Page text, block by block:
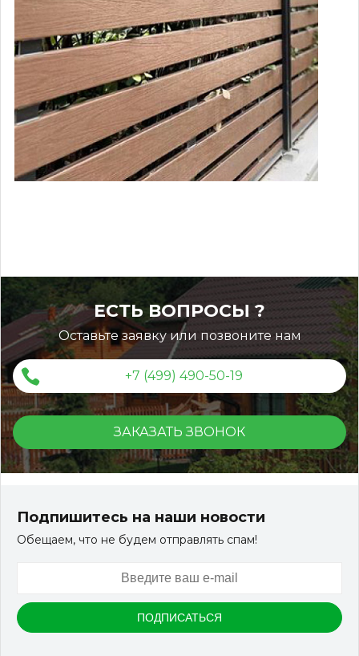
150*25*3000 мм
ЕСТЬ ВОПРОСЫ ?
Оставьте заявку или позвоните нам
+7 (499) 490-50-19
ЗАКАЗАТЬ ЗВОНОК
Подпишитесь на наши новости
Обещаем, что не будем отправлять спам!